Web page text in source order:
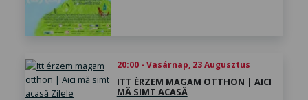
20:00 - Vasárnap, 23 Augusztus
ITT ÉRZEM MAGAM OTTHON | AICI
MĂ SIMT ACASĂ